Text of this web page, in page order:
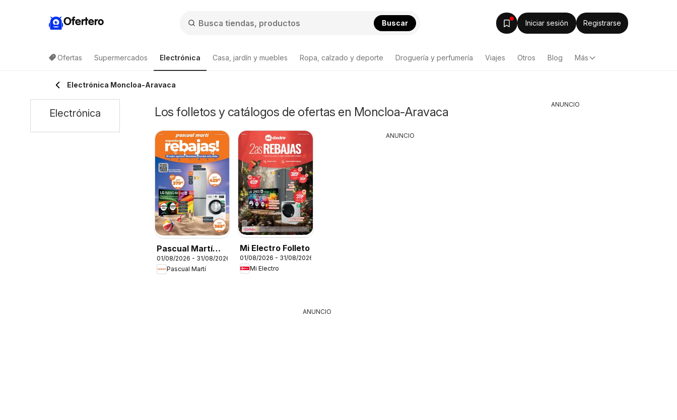
Ofertero Buscar Iniciar sesión Registrarse
Ofertas Supermercados Electrónica Casa, jardín y muebles Ropa, calzado y deporte Droguería y perfumería Viajes Otros Blog Más
Electrónica Moncloa-Aravaca
Los folletos y catálogos de ofertas en Moncloa-Aravaca
Pascual Martí
Folleto
01/08/2026 - 31/08/2026
Pascual Martí
Mi Electro Folleto
01/08/2026 - 31/08/2026
Mi Electro
ANUNCIO
ANUNCIO
Electrónica
ANUNCIO